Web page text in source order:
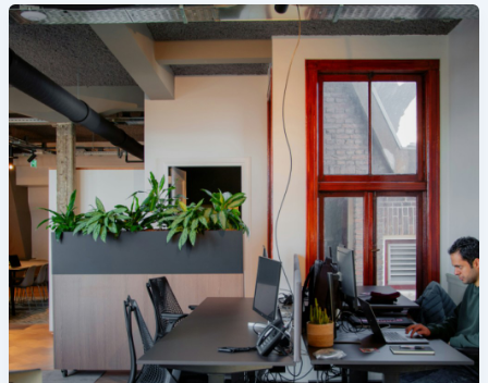
台
北
業
電
租
賃
怎
麼
選:
評
估
重
點
與
灣